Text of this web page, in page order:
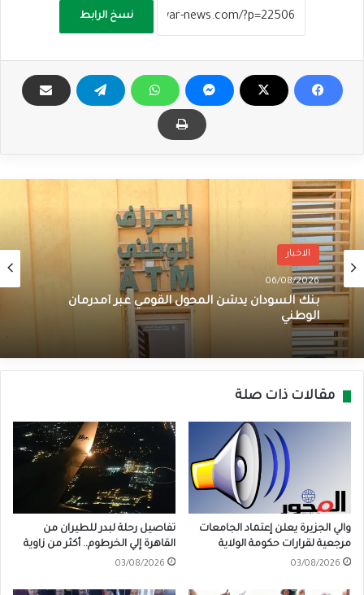
نسخ الرابط
الاخبار
06/08/2026
بنك السودان يدشن المحول القومي عبر أمدرمان
الوطني
مقالات ذات صلة
والي الجزيرة يعلن إعتماد الجامعات
مرجعية لقرارات حكومة الولاية
03/08/2026
تفاصيل رحلة لبدر للطيران من
القاهرة إلي الخرطوم.. أكثر من زاوية
03/08/2026